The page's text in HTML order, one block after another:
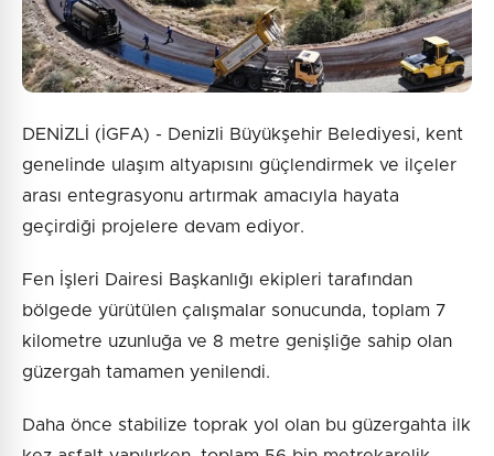
DENİZLİ (İGFA) - Denizli Büyükşehir Belediyesi, kent
genelinde ulaşım altyapısını güçlendirmek ve ilçeler
arası entegrasyonu artırmak amacıyla hayata
geçirdiği projelere devam ediyor.
Fen İşleri Dairesi Başkanlığı ekipleri tarafından
bölgede yürütülen çalışmalar sonucunda, toplam 7
kilometre uzunluğa ve 8 metre genişliğe sahip olan
güzergah tamamen yenilendi.
Daha önce stabilize toprak yol olan bu güzergahta ilk